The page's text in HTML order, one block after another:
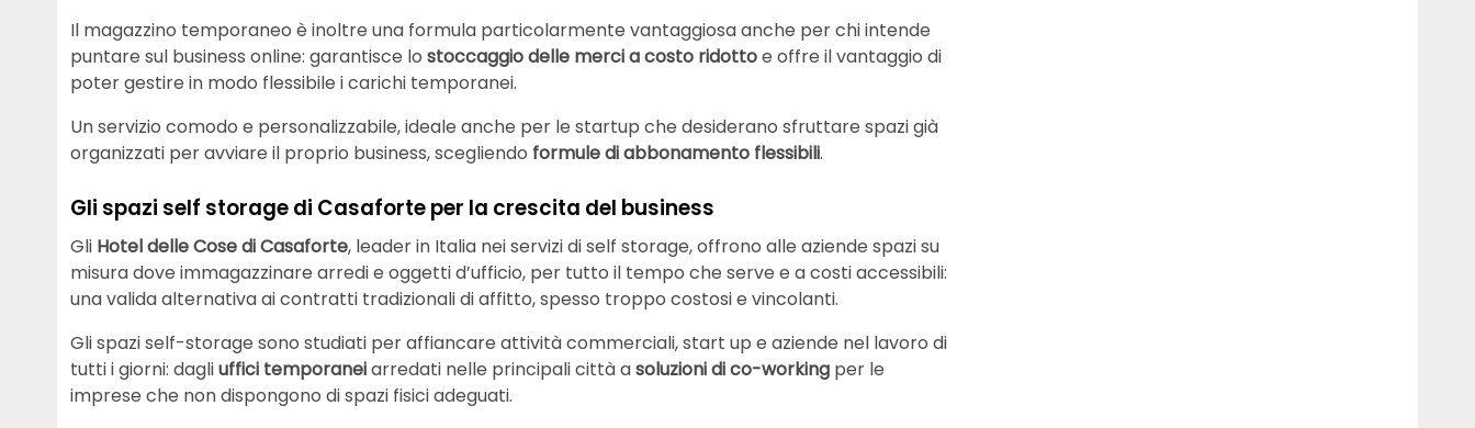
Il magazzino temporaneo è inoltre una formula particolarmente vantaggiosa anche per chi intende
puntare sul business online: garantisce lo stoccaggio delle merci a costo ridottoe offre il vantaggio di
poter gestire in modo flessibile i carichi temporanei.
Un servizio comodo e personalizzabile, ideale anche per le startup che desiderano sfruttare spazi già
organizzati per avviare il proprio business, scegliendo formule di abbonamento flessibili.
Gli spazi self storage di Casaforte per la crescita del business
Gli Hotel delle Cose di Casaforte, leader in Italia nei servizi di self storage, offrono alle aziende spazi su
misura dove immagazzinare arredi e oggetti d’ufficio, per tutto il tempo che serve e a costi accessibili:
una valida alternativa ai contratti tradizionali di affitto, spesso troppo costosi e vincolanti.
Gli spazi self-storage sono studiati per affiancare attività commerciali, start up e aziende nel lavoro di
tutti i giorni: dagliuffici temporaneiarredati nelle principali città asoluzioni di co-working per le
imprese che non dispongono di spazi fisici adeguati.